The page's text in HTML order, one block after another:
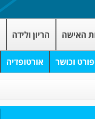
האישה הריון ולידה
וכושר אורטופדיה